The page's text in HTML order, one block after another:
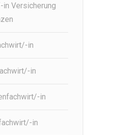
in Versicherung
in
in
in
in